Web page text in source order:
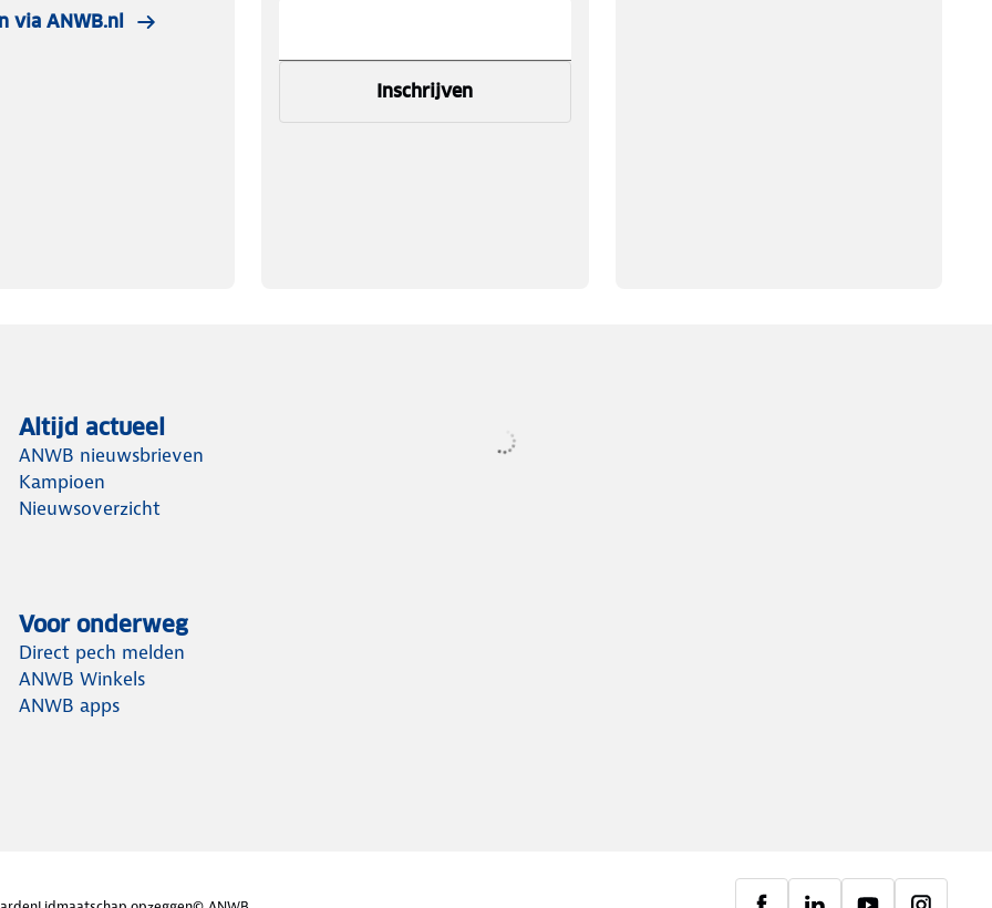
via ANWB.nl
Inschrijven
Altijd actueel
ANWB nieuwsbrieven
Kampioen
Nieuwsoverzicht
Voor onderweg
Direct pech melden
ANWB Winkels
ANWB apps